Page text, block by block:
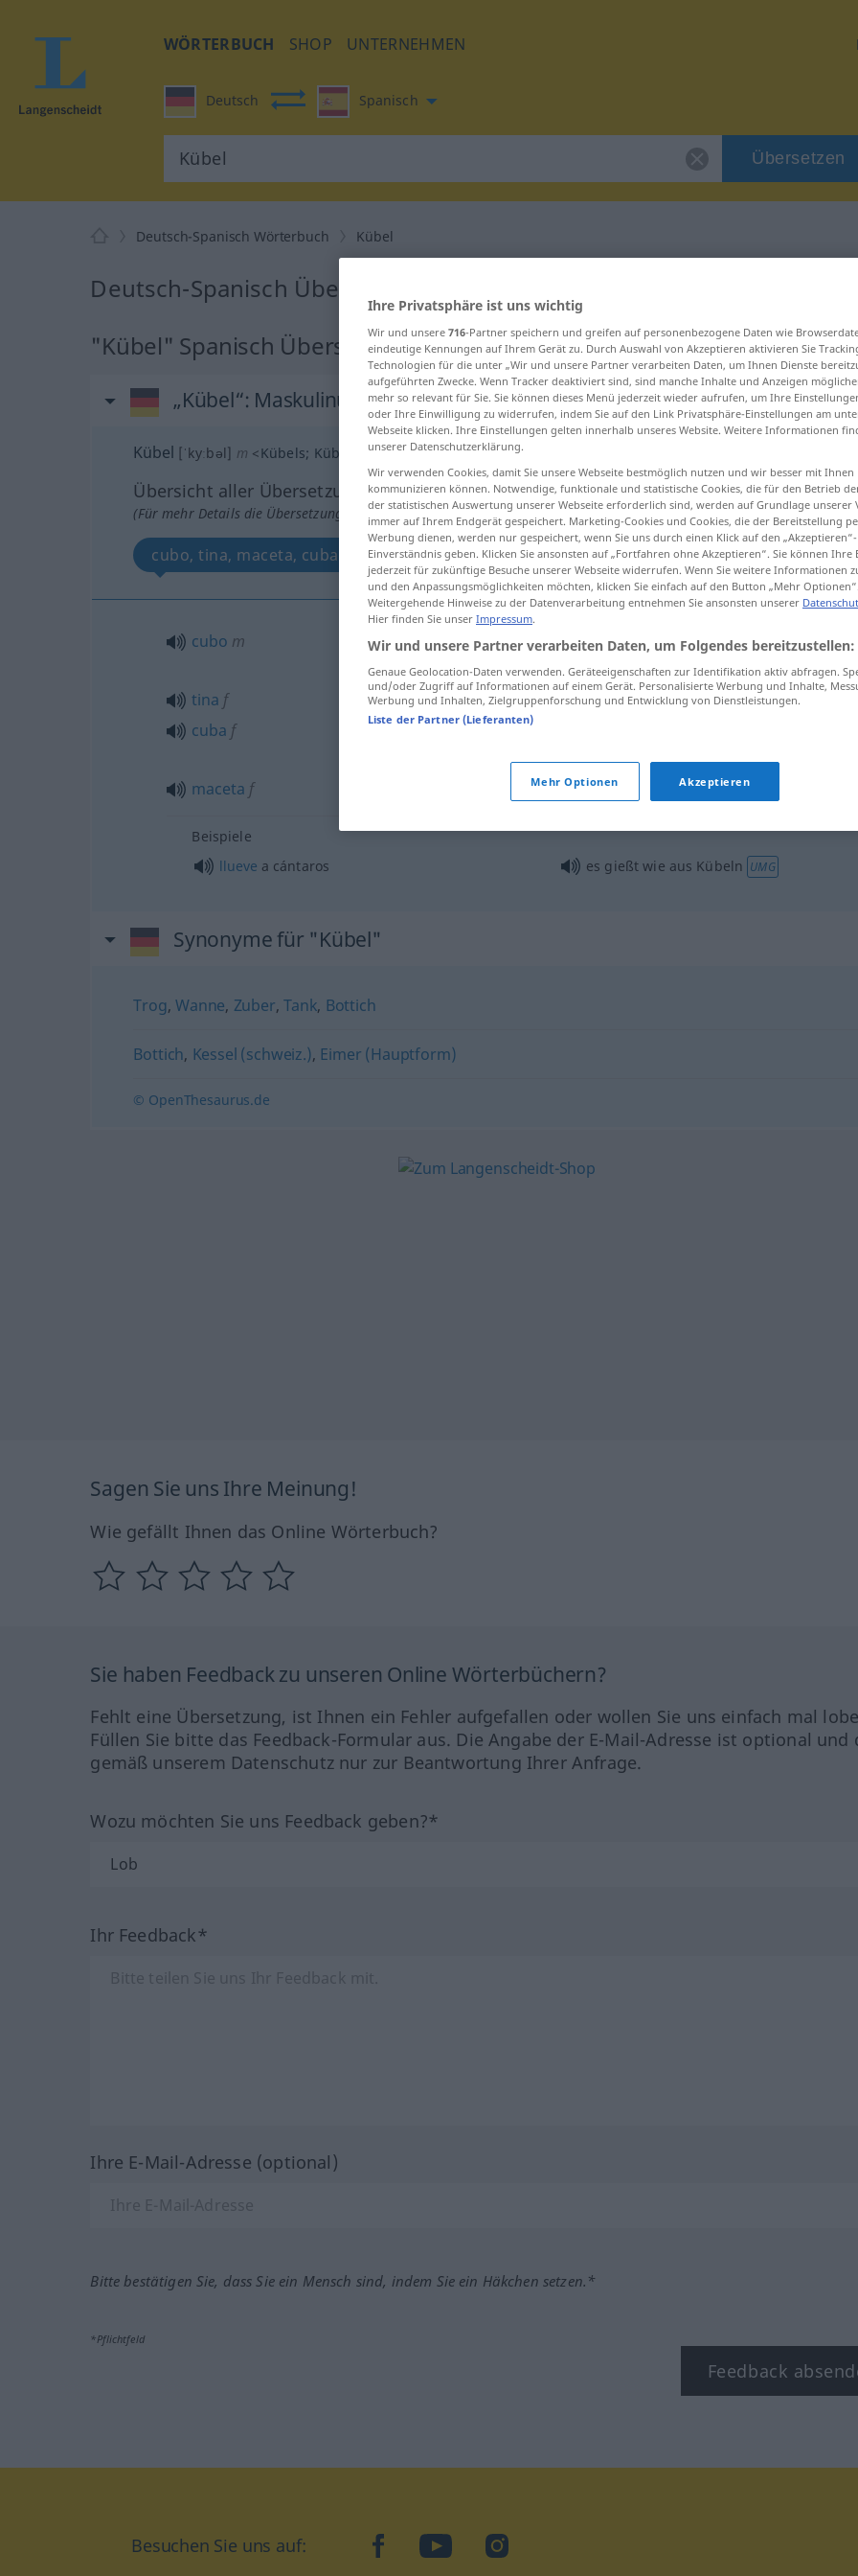
WÖRTERBUCH SHOP UNTERNEHMEN
Deutsch Spanisch
Übersetzen
Deutsch-Spanisch Wörterbuch Kübel
Deutsch-Spanisch Übersetzung für "Kübel"
"Kübel" Spanisch Übersetzung
„Kübel“: Maskulinum
Kübel [ˈkyːbəl] m <Kübels; Kübel
Übersicht aller Übersetzungen
(Für mehr Details die Übersetzung anklicken/antippen)
cubo, tina, maceta, cuba
cubo m Kübel(≈ Eimer)
tina f
cuba f
Kübel(≈ Bottich)
maceta f Kübel für Pflanzen
Beispiele
llueve a cántaros es gießt wie aus Kübeln UMG
Synonyme für "Kübel"
Trog,Wanne, Zuber,Tank, Bottich
Bottich, Kessel (schweiz.), Eimer (Hauptform)
© OpenThesaurus.de
Sagen Sie uns Ihre Meinung!
Wie gefällt Ihnen das Online Wörterbuch?
Sie haben Feedback zu unseren Online Wörterbüchern?
Fehlt eine Übersetzung, ist Ihnen ein Fehler aufgefallen oder wollen Sie uns einfach mal
Füllen Sie bitte das Feedback-Formular aus. Die Angabe der E-Mail-Adresse ist optional und
gemäß unserem Datenschutz nur zur Beantwortung Ihrer Anfrage.
Wozu möchten Sie uns Feedback geben?*
Ihr Feedback*
Ihre E-Mail-Adresse (optional)
Bitte bestätigen Sie, dass Sie ein Mensch sind, indem Sie ein Häkchen setzen.*
*Pflichtfeld
Feedback
Besuchen Sie uns auf: facebookYouTubeInstagram
Ihre Privatsphäre ist uns wichtig
Wir und unsere 716-Partner speichern und greifen auf personenbezogene Daten wie
eindeutige Kennungen auf Ihrem Gerät zu. Durch Auswahl von Akzeptieren aktivieren Sie
Technologien für die unter „Wir und unsere Partner verarbeiten Daten, um Ihnen Dienste
aufgeführten Zwecke. Wenn Tracker deaktiviert sind, sind manche Inhalte und Anzeigen
mehr so relevant für Sie. Sie können dieses Menü jederzeit wieder aufrufen, um Ihre
oder Ihre Einwilligung zu widerrufen, indem Sie auf den Link Privatsphäre-Einstellungen am
Webseite klicken. Ihre Einstellungen gelten innerhalb unseres Website. Weitere Informationen
unserer Datenschutzerklärung.
Wir verwenden Cookies, damit Sie unsere Webseite bestmöglich nutzen und wir besser mit Ihnen
kommunizieren können. Notwendige, funktionale und statistische Cookies, die für den Betrieb
der statistischen Auswertung unserer Webseite erforderlich sind, werden auf Grundlage unserer
immer auf Ihrem Endgerät gespeichert. Marketing-Cookies und Cookies, die der Bereitstellung
Werbung dienen, werden nur gespeichert, wenn Sie uns durch einen Klick auf den
Einverständnis geben. Klicken Sie ansonsten auf „Fortfahren ohne Akzeptieren“. Sie können
jederzeit für zukünftige Besuche unserer Webseite widerrufen. Wenn Sie weitere Informationen
und den Anpassungsmöglichkeiten möchten, klicken Sie einfach auf den Button „Mehr
Weitergehende Hinweise zu der Datenverarbeitung entnehmen Sie ansonsten unserer
Hier finden Sie unser Impressum.
Wir und unsere Partner verarbeiten Daten, um Folgendes bereitzustellen:
Genaue Geolocation-Daten verwenden. Geräteeigenschaften zur Identifikation aktiv abfragen.
und/oder Zugriff auf Informationen auf einem Gerät. Personalisierte Werbung und Inhalte,
Werbung und Inhalten, Zielgruppenforschung und Entwicklung von Dienstleistungen.
Liste der Partner (Lieferanten)
Mehr Optionen Akzeptieren